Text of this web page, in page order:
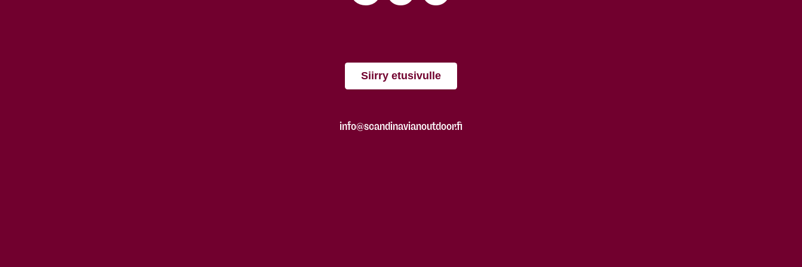
Siirry etusivulle
info@scandinavianoutdoor.fi